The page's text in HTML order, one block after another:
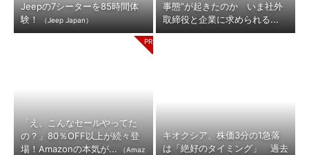
Jeepの7シーターを85時間体
験！
（Jeep Japan）
事態”が起きたのか いま社外
取締役と企業に求められる...
「え、こんなセールやってた
の？」80％OFF以上が続々登
場！Amazonの本気が...
（Amaz
キオクシア、株価3分の1急落
は「絶好のタイミング」 過去